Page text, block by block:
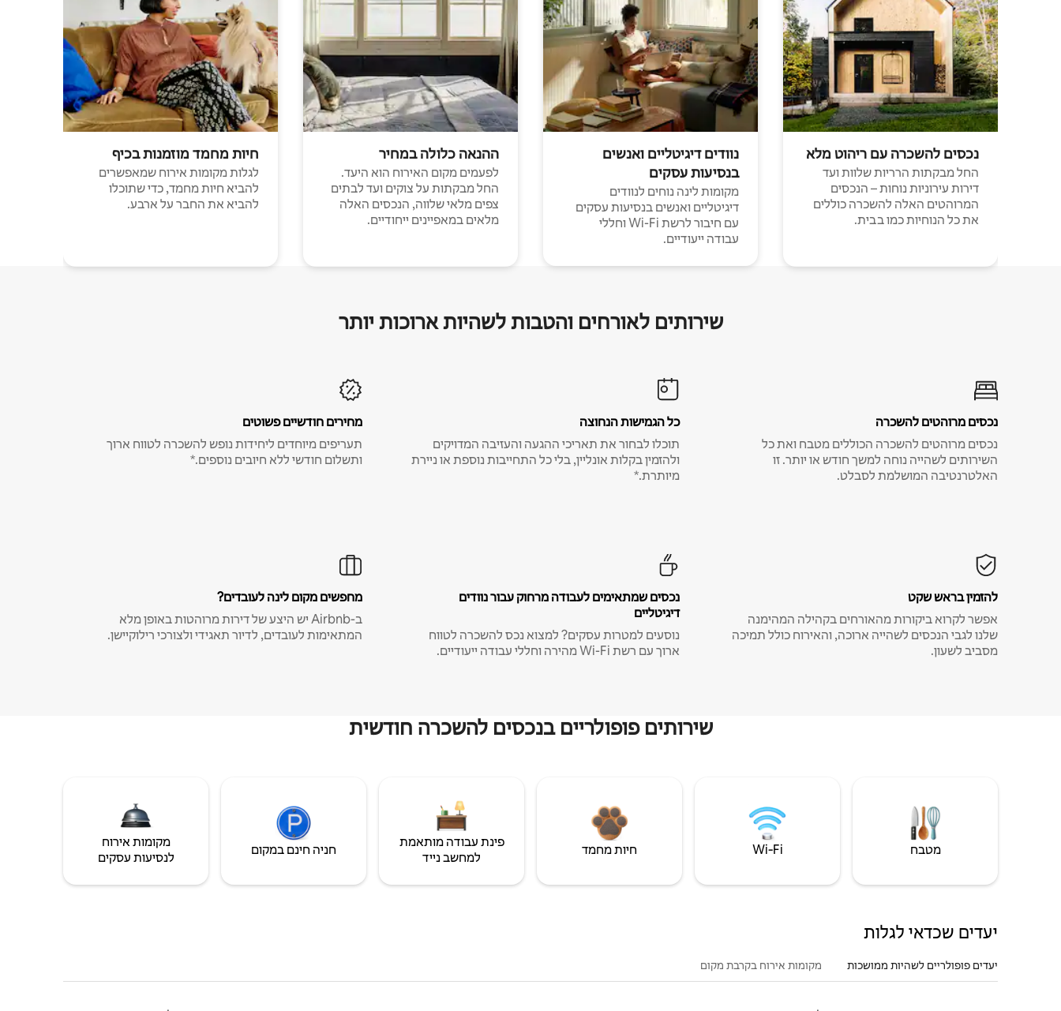
נכסים להשכרה עם ריהוט מלא
החל מבקתות הרריות שלוות ועד
דירות עירוניות נוחות – הנכסים
המרוהטים האלה להשכרה כוללים
את כל הנוחיות כמו בבית.
נוודים דיגיטליים ואנשים
בנסיעות עסקים
מקומות לינה נוחים לנוודים
דיגיטליים ואנשים בנסיעות עסקים
עם חיבור לרשת Wi-Fi וחללי
עבודה ייעודיים.
ההנאה כלולה במחיר
לפעמים מקום האירוח הוא היעד.
החל מבקתות על צוקים ועד לבתים
צפים מלאי שלווה, הנכסים האלה
מלאים במאפיינים ייחודיים.
חיות מחמד מוזמנות בכיף
לגלות מקומות אירוח שמאפשרים
להביא חיות מחמד, כדי שתוכלו
להביא את החבר על ארבע.
שירותים לאורחים והטבות לשהיות ארוכות יותר
נכסים מרוהטים להשכרה
נכסים מרוהטים להשכרה הכוללים מטבח ואת כל
השירותים לשהייה נוחה למשך חודש או יותר. זו
האלטרנטיבה המושלמת לסבלט.
כל הגמישות הנחוצה
תוכלו לבחור את תאריכי ההגעה והעזיבה המדויקים
ולהזמין בקלות אונליין, בלי כל התחייבות נוספת או ניירת
מיותרת.*
מחירים חודשיים פשוטים
תעריפים מיוחדים ליחידות נופש להשכרה לטווח ארוך
ותשלום חודשי ללא חיובים נוספים.*
להזמין בראש שקט
אפשר לקרוא ביקורות מהאורחים בקהילה המהימנה
שלנו לגבי הנכסים לשהייה ארוכה, והאירוח כולל תמיכה
מסביב לשעון.
נכסים שמתאימים לעבודה מרחוק עבור נוודים
דיגיטליים
נוסעים למטרות עסקים? למצוא נכס להשכרה לטווח
ארוך עם רשת Wi-Fi מהירה וחללי עבודה ייעודיים.
מחפשים מקום לינה לעובדים?
ב-Airbnb יש היצע של דירות מרוהטות באופן מלא
המתאימות לעובדים, לדיור תאגידי ולצורכי רילוקיישן.
שירותים פופולריים בנכסים להשכרה חודשית
מטבח Wi‑Fi חיות מחמד
פינת עבודה מותאמת
למחשב נייד
חניה חינם במקום
מקומות אירוח
לנסיעות עסקים
יעדים שכדאי לגלות
יעדים פופולריים לשהיות ממושכות מקומות אירוח בקרבת מקום